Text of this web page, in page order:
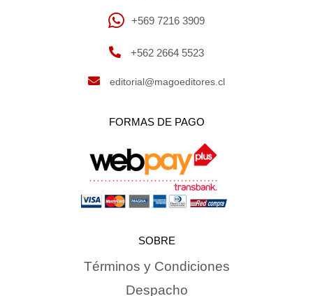
+569 7216 3909
+562 2664 5523
editorial@magoeditores.cl
FORMAS DE PAGO
SOBRE
Términos y Condiciones
Despacho